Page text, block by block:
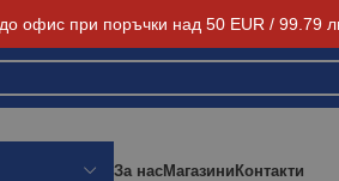
офис при поръчки над 50 EUR / 99.79
За насМагазиниКонтакти